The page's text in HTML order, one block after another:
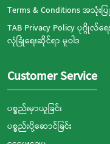
Terms & Conditions အသုံးပ
TAB Privacy Policy ပုဂ္ဂို
လုံခြုံရေးဆိုင်ရာ မူဝါဒ
Customer Service
ပစ္စည်းမှာယူခြင်း
ပစ္စည်းပို့ဆောင်ခြင်း